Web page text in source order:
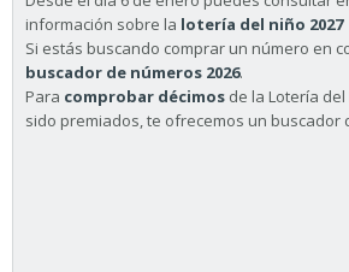
información sobre la lotería del niño 2027
Si estás buscando comprar un número en
buscador de números 2026.
Para comprobar décimos de la Lotería
sido premiados, te ofrecemos un buscador